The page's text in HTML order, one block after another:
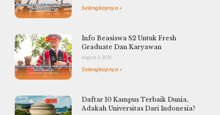
Selengkapnya »
Info Beasiswa S2 Untuk Fresh
Graduate Dan Karyawan
August 3, 2026
Selengkapnya »
Daftar 10 Kampus Terbaik Dunia,
Adakah Universitas Dari Indonesia?